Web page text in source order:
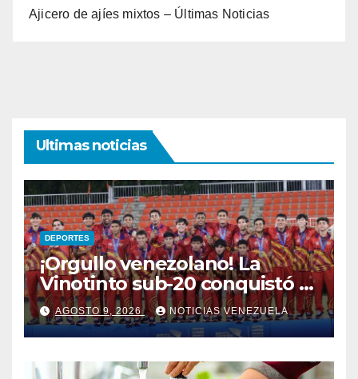
Ajicero de ajíes mixtos – Últimas Noticias
Ultimas noticias
DEPORTES
¡Orgullo venezolano! La
Vinotinto sub-20 conquistó el
oro en los Juegos
Centroamericanos y del
Caribe tras unos dramáticos
penales
AGOSTO 9, 2026 NOTICIAS VENEZUELA